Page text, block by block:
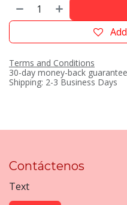
Terms and Conditions
30-day money-back guarantee
Shipping: 2-3 Business Days
Contáctenos
Text